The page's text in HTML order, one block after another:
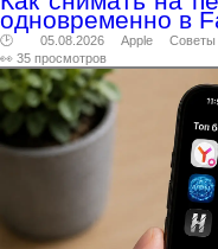
одновременно в
🕑 05.08.2026 Apple Советы
👀 35 просмотров